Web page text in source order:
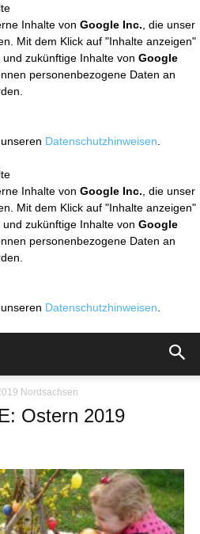
Inhalte von Google Inc. , die unser
Mit dem Klick auf "Inhalte anzeigen"
zukünftige Inhalte von Google
personenbezogene Daten an
Datenschutzhinweisen
Inhalte von Google Inc. , die unser
Mit dem Klick auf "Inhalte anzeigen"
zukünftige Inhalte von Google
personenbezogene Daten an
Datenschutzhinweisen
Nordsachsen
Ostern 2019